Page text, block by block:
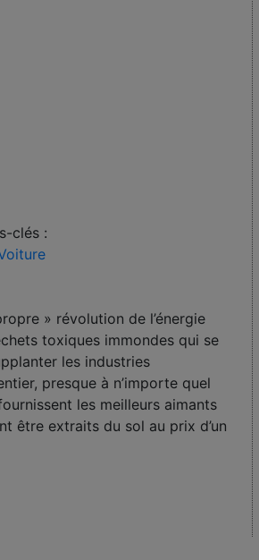
clés :
» révolution de l’énergie
toxiques immondes qui se
les industries
presque à n’importe quel
les meilleurs aimants
être extraits du sol au prix d’un